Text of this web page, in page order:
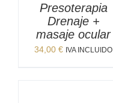
Presoterapia
Drenaje +
masaje ocular
34,00 € IVA INCLUIDO